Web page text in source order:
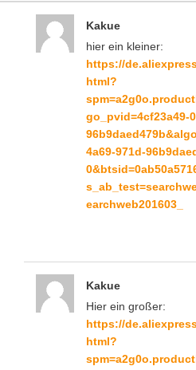
Kakue
hier ein kleiner:
https://
html?
go_pvid=4cf23a49-
4a69-971d-
earchweb201603_
Kakue
Hier ein großer:
https://
html?